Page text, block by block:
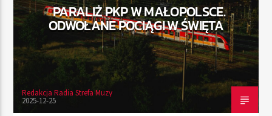
PARALIŻ PKP W MAŁOPOLSCE.
ODWOŁANE POCIĄGI W ŚWIĘTA
Redakcja Radia Strefa Muzy
2025-12-25